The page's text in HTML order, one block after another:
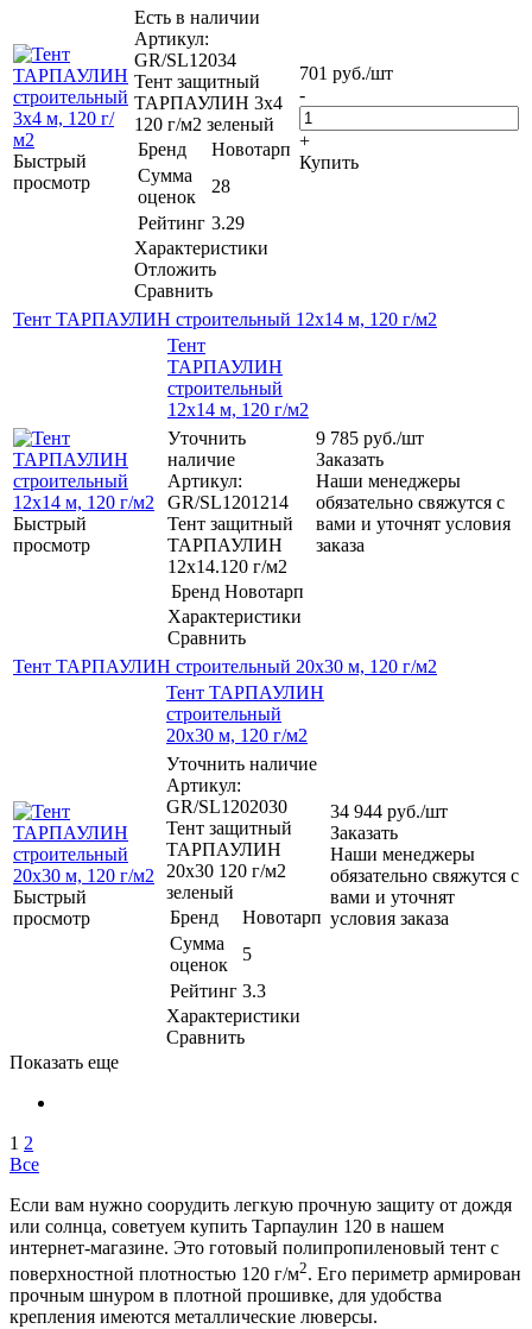
Быстрый
просмотр
Есть в наличии
Артикул:
GR/SL12034
Тент защитный
ТАРПАУЛИН 3х4
120 г/м2 зеленый
Бренд
Новотарп
Сумма
оценок
28
Рейтинг 3.29
Характеристики
Отложить
Сравнить
701 руб./шт
-
+
Купить
Тент ТАРПАУЛИН строительный 12х14 м, 120 г/м2
Быстрый
просмотр
Тент
ТАРПАУЛИН
строительный
12х14 м, 120 г/м2
Уточнить
наличие
Артикул:
GR/SL1201214
Тент защитный
ТАРПАУЛИН
12х14.120 г/м2
Бренд Новотарп
Характеристики
Сравнить
9 785 руб./шт
Заказать
Наши менеджеры
обязательно свяжутся с
вами и уточнят условия
заказа
Тент ТАРПАУЛИН строительный 20х30 м, 120 г/м2
Быстрый
просмотр
Тент ТАРПАУЛИН
строительный
20х30 м, 120 г/м2
Уточнить наличие
Артикул:
GR/SL1202030
Тент защитный
ТАРПАУЛИН
20х30 120 г/м2
зеленый
Бренд
Новотарп
Сумма
оценок
5
Рейтинг 3.3
Характеристики
Сравнить
34 944 руб./шт
Заказать
Наши менеджеры
обязательно свяжутся с
вами и уточнят
условия заказа
Показать еще
1 2
Все
Если вам нужно соорудить легкую прочную защиту от дождя
или солнца, советуем купить Тарпаулин 120 в нашем
интернет-магазине. Это готовый полипропиленовый тент с
поверхностной плотностью 120 г/м2. Его периметр армирован
прочным шнуром в плотной прошивке, для удобства
крепления имеются металлические люверсы.